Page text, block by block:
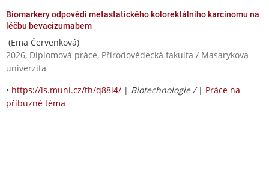
Biomarkery odpovědi metastatického kolorektálního karcinomu na
léčbu bevacizumabem
(Ema Červenková)
2026, Diplomová práce, Přírodovědecká fakulta / Masarykova
univerzita
• https://is.muni.cz/th/q88l4/ | Biotechnologie / | Práce na
příbuzné téma